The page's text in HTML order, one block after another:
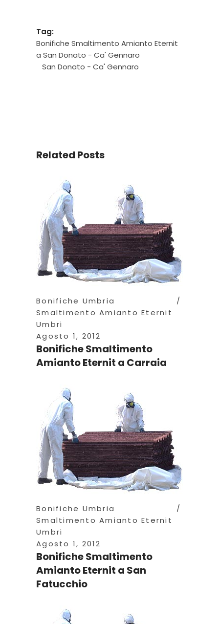
Tag:
Bonifiche Smaltimento Amianto Eternit
a San Donato - Ca' Gennaro
San Donato - Ca' Gennaro
Related Posts
Bonifiche Umbria
Smaltimento Amianto Eternit
Umbri
Agosto 1, 2012
Bonifiche Smaltimento
Amianto Eternit a Carraia
Bonifiche Umbria
Smaltimento Amianto Eternit
Umbri
Agosto 1, 2012
Bonifiche Smaltimento
Amianto Eternit a San
Fatucchio